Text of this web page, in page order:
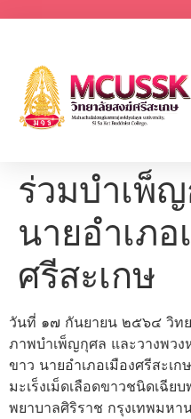
ร่วมบำเพ็
นายอำเภอ
ศรีสะเกษ
วันที่ ๑๗ กันยายน ๒๕๖๔ วิทย
ภาพบำเพ็ญกุศล และวางพวง
ขาว นายอำเภอเมืองศรีสะเ
มะเร็งเม็ดเลือดขาวชนิดเฉีย
พยาบาลศิริราช กรุงเทพมห